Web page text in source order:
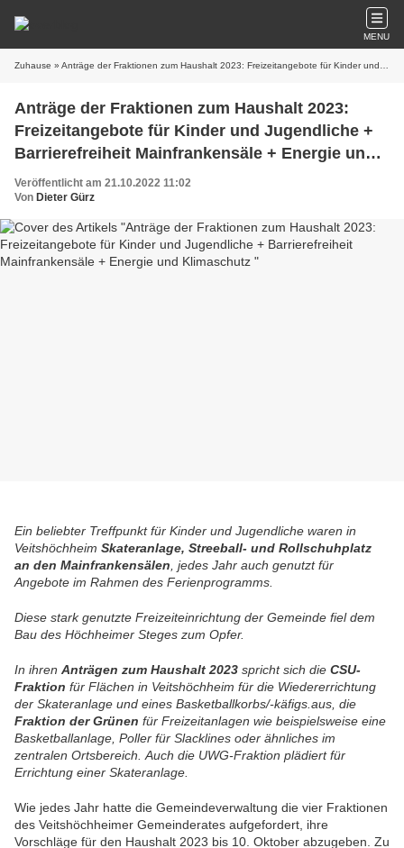
MENU
Zuhause » Anträge der Fraktionen zum Haushalt 2023: Freizeitangebote für Kinder und Jugendliche + Barrierefreiheit Mainfrankensäle + Energie und Klimaschutz
Anträge der Fraktionen zum Haushalt 2023:
Freizeitangebote für Kinder und Jugendliche +
Barrierefreiheit Mainfrankensäle + Energie und
Klimaschutz
Veröffentlicht am 21.10.2022 11:02
Von Dieter Gürz
Ein beliebter Treffpunkt für Kinder und Jugendliche waren in
Veitshöchheim Skateranlage, Streeball- und Rollschuhplatz
an den Mainfrankensälen , jedes Jahr auch genutzt für
Angebote im Rahmen des Ferienprogramms.
Diese stark genutzte Freizeiteinrichtung der Gemeinde fiel dem
Bau des Höchheimer Steges zum Opfer.
In ihren Anträgen zum Haushalt 2023 spricht sich die CSU-
Fraktion für Flächen in Veitshöchheim für die Wiedererrichtung
der Skateranlage und eines Basketballkorbs/-käfigs.aus, die
Fraktion der Grünen für Freizeitanlagen wie beispielsweise eine
Basketballanlage, Poller für Slacklines oder ähnliches im
zentralen Ortsbereich. Auch die UWG-Fraktion plädiert für
Errichtung einer Skateranlage.
Wie jedes Jahr hatte die Gemeindeverwaltung die vier Fraktionen
des Veitshöchheimer Gemeinderates aufgefordert, ihre
Vorschläge für den Haushalt 2023 bis 10. Oktober abzugeben. Zu